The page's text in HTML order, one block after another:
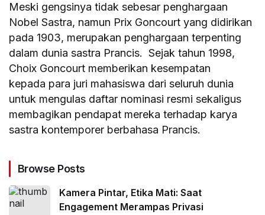
Meski gengsinya tidak sebesar penghargaan
Nobel Sastra, namun Prix Goncourt yang didirikan
pada 1903, merupakan penghargaan terpenting
dalam dunia sastra Prancis. Sejak tahun 1998,
Choix Goncourt memberikan kesempatan
kepada para juri mahasiswa dari seluruh dunia
untuk mengulas daftar nominasi resmi sekaligus
membagikan pendapat mereka terhadap karya
sastra kontemporer berbahasa Prancis.
Browse Posts
Kamera Pintar, Etika Mati: Saat
Engagement Merampas Privasi